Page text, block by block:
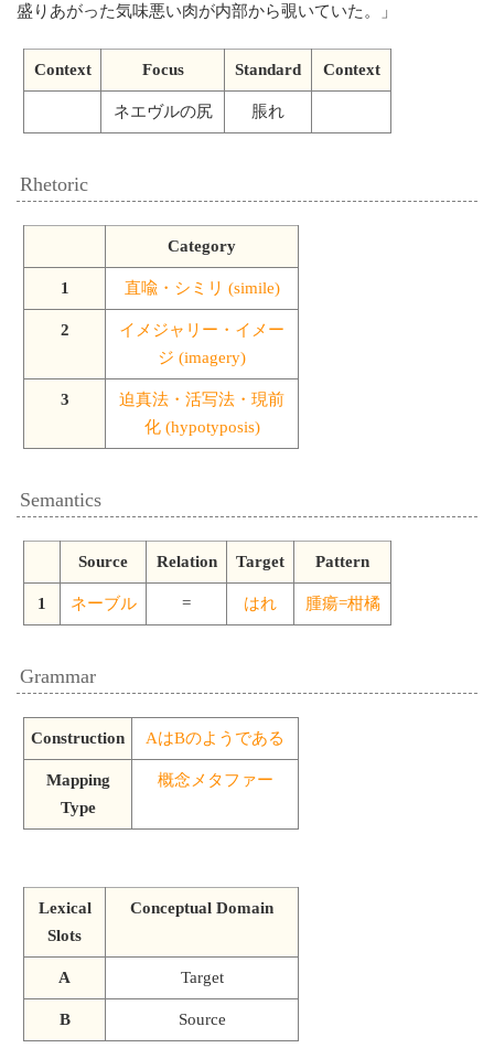
盛りあがった気味悪い肉が内部から覗いていた。
」
Context Focus Standard Context
ネエヴルの尻 脹れ
Rhetoric
Category
1 直喩・シミリ (simile)
2
イメジャリー・イメー
ジ (imagery)
3
迫真法・活写法・現前
化 (hypotyposis)
Semantics
Source Relation Target Pattern
1 ネーブル = はれ 腫瘍=柑橘
Grammar
Construction AはBのようである
Mapping
Type
概念メタファー
Lexical
Slots
Conceptual Domain
A Target
B Source